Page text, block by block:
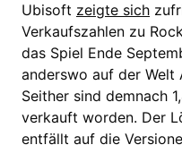
Ubisoft zeigte sich
Verkaufszahlen zu
das Spiel Ende
anderswo auf der
Seither sind demnach
verkauft worden. Der
entfällt auf die